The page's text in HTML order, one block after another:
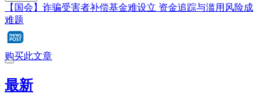
【国会】诈骗受害者补偿基金难设立 资金追踪与滥用风险成
难题
购买此文章
最新